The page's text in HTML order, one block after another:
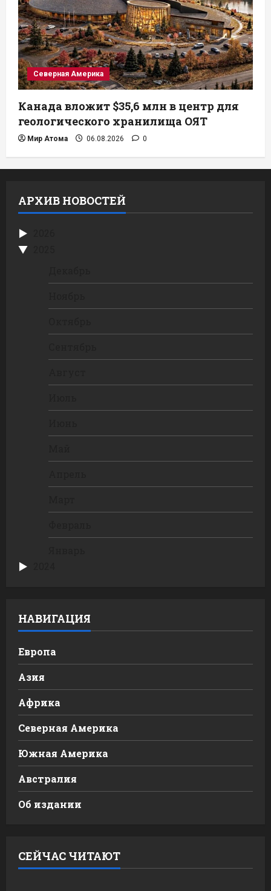
Северная Америка
Канада вложит $35,6 млн в центр для
геологического хранилища ОЯТ
Мир Атома 06.08.2026 0
АРХИВ НОВОСТЕЙ
НАВИГАЦИЯ
Европа
Азия
Африка
Северная Америка
Южная Америка
Австралия
Об издании
СЕЙЧАС ЧИТАЮТ